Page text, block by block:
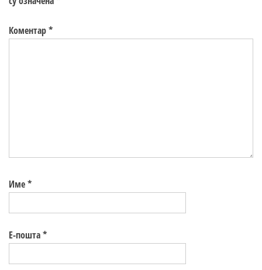
Коментар*
Име*
Е-пошта*